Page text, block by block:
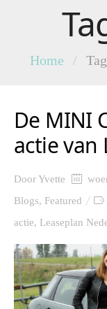
Home /
De MINI
actie van
DoorYvette
Blogs, Featured
actie, Leaseplan